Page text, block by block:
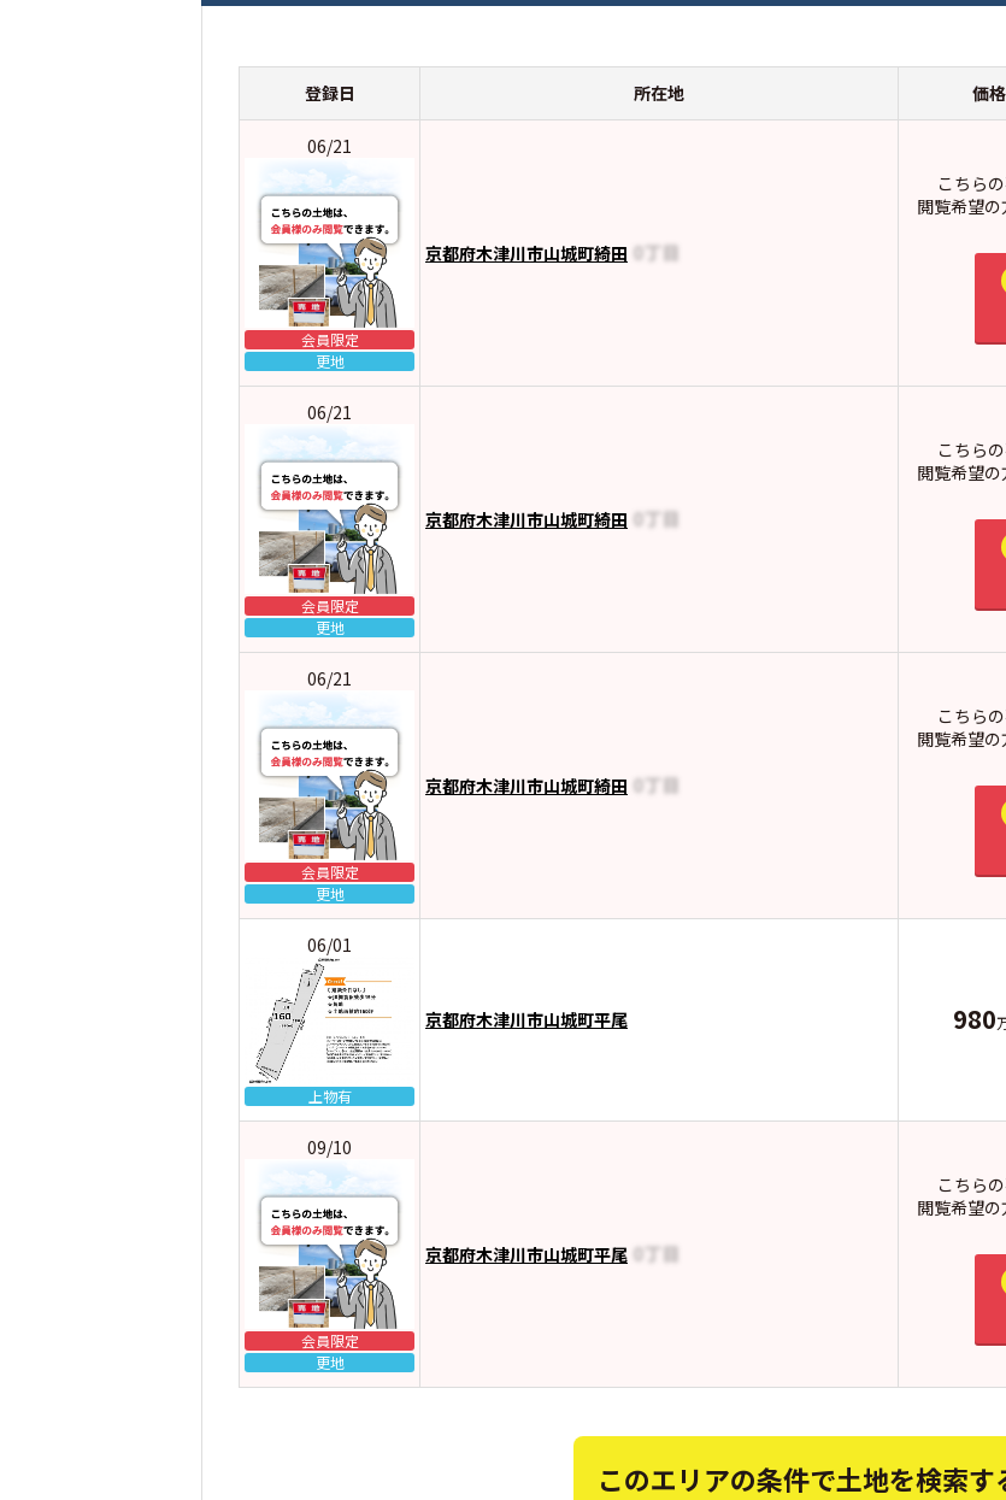
登録日 所在地 価格
06/21
会員限定
更地
京都府木津川市山城町綺田
こちら
閲覧希望の
06/21
会員限定
更地
京都府木津川市山城町綺田
こちら
閲覧希望の
06/21
会員限定
更地
京都府木津川市山城町綺田
こちら
閲覧希望の
06/01
上物有
京都府木津川市山城町平尾 980
09/10
会員限定
更地
京都府木津川市山城町平尾
こちら
閲覧希望の
このエリアの条件で土地を検索す